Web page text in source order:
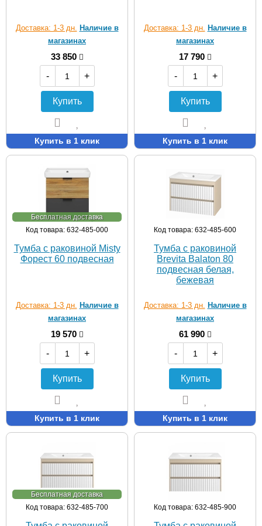
Доставка: 1-3 дн. Наличие в
магазинах
33 850
-
+
Купить
Купить в 1 клик
Доставка: 1-3 дн. Наличие в
магазинах
17 790
-
+
Купить
Купить в 1 клик
Бесплатная доставка
Код товара: 632-485-000
Тумба с раковиной Misty
Форест 60 подвесная
Доставка: 1-3 дн. Наличие в
магазинах
19 570
-
+
Купить
Купить в 1 клик
Код товара: 632-485-600
Тумба с раковиной
Brevita Balaton 80
подвесная белая,
бежевая
Доставка: 1-3 дн. Наличие в
магазинах
61 990
-
+
Купить
Купить в 1 клик
Бесплатная доставка
Код товара: 632-485-700
Код товара: 632-485-900